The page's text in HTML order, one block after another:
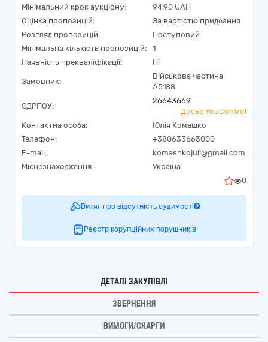
Мінімальний крок аукціону:
94,90 UAH
Оцінка пропозицій:
За вартістю придбання
Розгляд пропозицій:
Поступовий
Мінімальна кількість пропозицій:
1
Наявність прекваліфікації:
Ні
Замовник:
Військова частина
А5188
ЄДРПОУ:
26643669
Досьє YouControl
Контактна особа:
Юлія Комашко
Телефон:
+380633663000
E-mail:
komashkojuli@gmail.com
Місцезнаходження:
Україна
0
Витяг про відсутність судимості
Реєстр корупційних порушників
ДЕТАЛІ ЗАКУПІВЛІ
ЗВЕРНЕННЯ
ВИМОГИ/СКАРГИ